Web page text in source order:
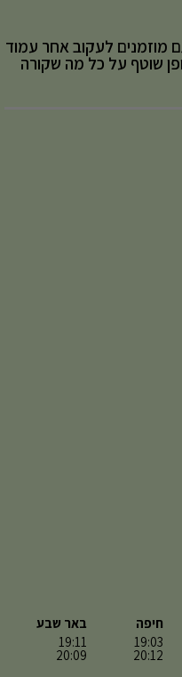
לעקוב אחר עמוד
שוטף על כל מה שקורה
חיפה
19:03
20:12
באר שבע
19:11
20:09